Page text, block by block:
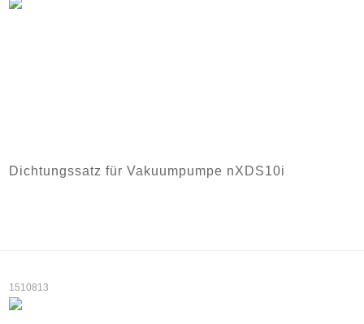
Dichtungssatz für Vakuumpumpe nXDS10i
1510813